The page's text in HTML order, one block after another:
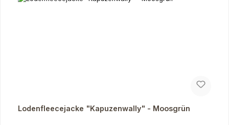
Lodenfleecejacke "Kapuzenwally" - Moosgrün